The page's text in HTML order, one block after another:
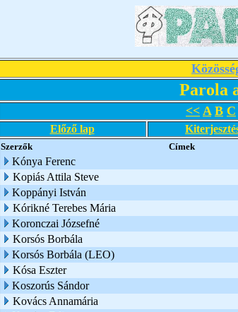
Parola
<< A B C
Előző lap
Szerzők Címek
Kónya Ferenc
Kopiás Attila Steve
Koppányi István
Kórikné Terebes Mária
Koronczai Józsefné
Korsós Borbála
Korsós Borbála (LEO)
Kósa Eszter
Koszorús Sándor
Kovács Annamária